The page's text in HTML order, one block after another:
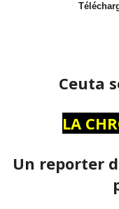
Ceuta
LA
Un reporter